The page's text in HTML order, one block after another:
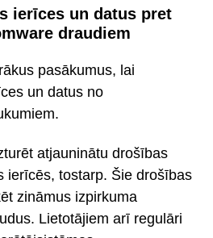
ierīces un datus pret
draudiem
pasākumus, lai
un datus no
atjauninātu drošības
ierīcēs, tostarp. Šie drošības
zināmus izpirkuma
Lietotājiem arī regulāri